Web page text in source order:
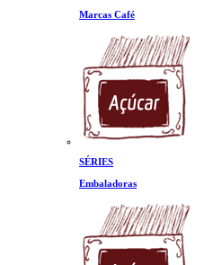
Marcas Café
SÉRIES
Embaladoras